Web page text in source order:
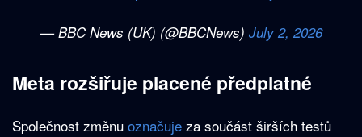
— BBC News (UK) (@BBCNews) July 2, 2026
Meta rozšiřuje placené předplatné
Společnost změnu označuje za součást širších testů